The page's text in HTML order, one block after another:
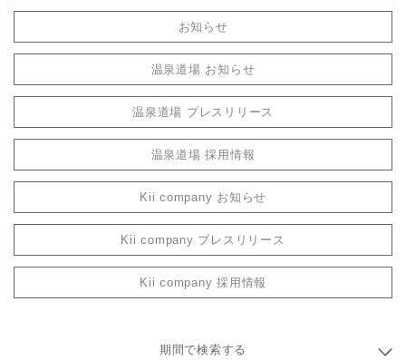
お知らせ
温泉道場 お知らせ
温泉道場 プレスリリース
温泉道場 採用情報
Kii company お知らせ
Kii company プレスリリース
Kii company 採用情報
期間で検索する